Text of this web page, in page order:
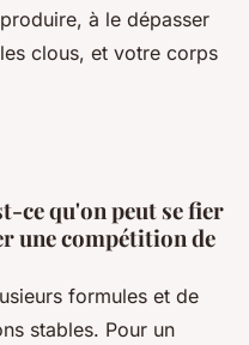
à le dépasser
clous, et votre corps
ce qu'on peut se fier
une compétition de
formules et de
stables. Pour un